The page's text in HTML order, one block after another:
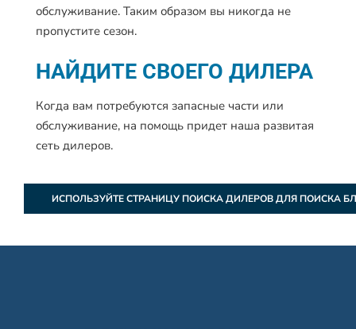
обслуживание. Таким образом вы никогда не
пропустите сезон.
НАЙДИТЕ СВОЕГО ДИЛЕРА
Когда вам потребуются запасные части или
обслуживание, на помощь придет наша развитая
сеть дилеров.
ИСПОЛЬЗУЙТЕ СТРАНИЦУ ПОИСКА ДИЛЕРОВ ДЛЯ ПОИСКА